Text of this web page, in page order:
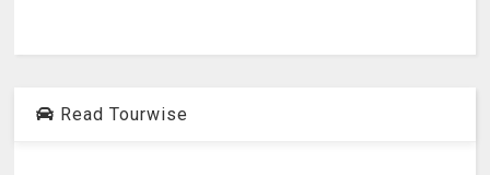
Read Tourwise